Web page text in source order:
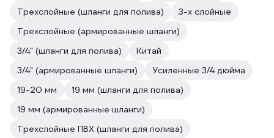
Трехслойные (шланги для полива)
3-х слойные
Трехслойные (армированные шланги)
3/4" (шланги для полива)
Китай
3/4" (армированные шланги)
Усиленные 3/4 дюйма
19-20 мм
19 мм (шланги для полива)
19 мм (армированные шланги)
Трехслойные ПВХ (шланги для полива)